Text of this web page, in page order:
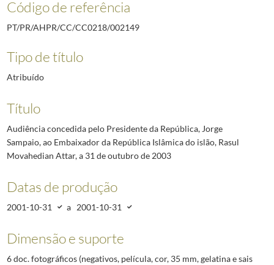
Código de referência
PT/PR/AHPR/CC/CC0218/002149
Tipo de título
Atribuído
Título
Audiência concedida pelo Presidente da República, Jorge
Sampaio, ao Embaixador da República Islâmica do islão, Rasul
Movahedian Attar, a 31 de outubro de 2003
Datas de produção
2001-10-31 a 2001-10-31
Dimensão e suporte
6 doc. fotográficos (negativos, película, cor, 35 mm, gelatina e sais